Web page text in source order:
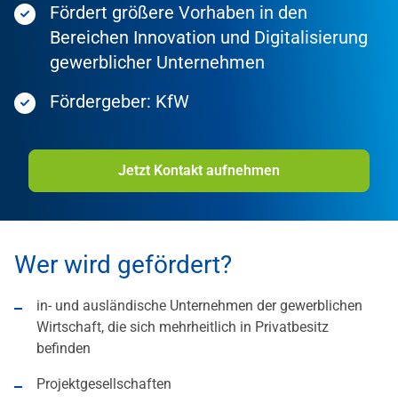
Fördert größere Vorhaben in den
Bereichen Innovation und Digitalisierung
gewerblicher Unternehmen
Fördergeber: KfW
Jetzt Kontakt aufnehmen
Wer wird gefördert?
in- und ausländische Unternehmen der gewerblichen
Wirtschaft, die sich mehrheitlich in Privatbesitz
befinden
Projektgesellschaften